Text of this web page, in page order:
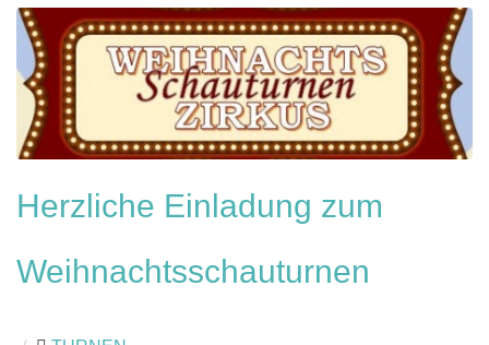
Herzliche Einladung zum
Weihnachtsschauturnen